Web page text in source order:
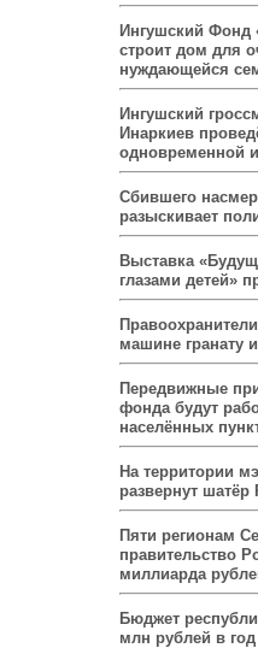
Ингушский Фонд
строит дом для
нуждающейся
Ингушский
Инаркиев
одновременной
Сбившего
разыскивает
Выставка
глазами детей»
машине гранату
Передвижные
фонда будут
населённых
На территории
развернут шатёр
Пяти регионам
правительство
миллиарда
Бюджет
млн рублей в